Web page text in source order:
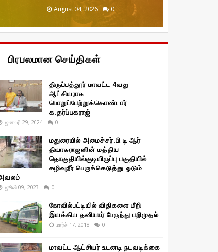
August 04, 2026 0
August 04, 2026 0
January 29, 2026 0
January 29, 2026 0
December 20, 2025
பிரபலமான செய்திகள்
திருப்பத்தூர் மாவட்ட 4வது
ஆட்சியராக
பொறுப்பேற்றுக்கொண்டார்
க.தர்ப்பகராஜ்
ஜனவரி 29, 2024 0
மதுரையில் அமைச்சர்.பி டி ஆர்
தியாகராஜனின் மத்திய
தொகுதியில்குடியிருப்பு பகுதியில்
கழிவுநீர் பெருக்கெடுத்து ஓடும்
ஜூன் 09, 2023 0
கோவில்பட்டியில் விதிகளை மீறி
இயக்கிய தனியார் பேருந்து பறிமுதல்
மார்ச் 17, 2018 0
மாவட்ட ஆட்சியர் உடனடி நடவடிக்கை